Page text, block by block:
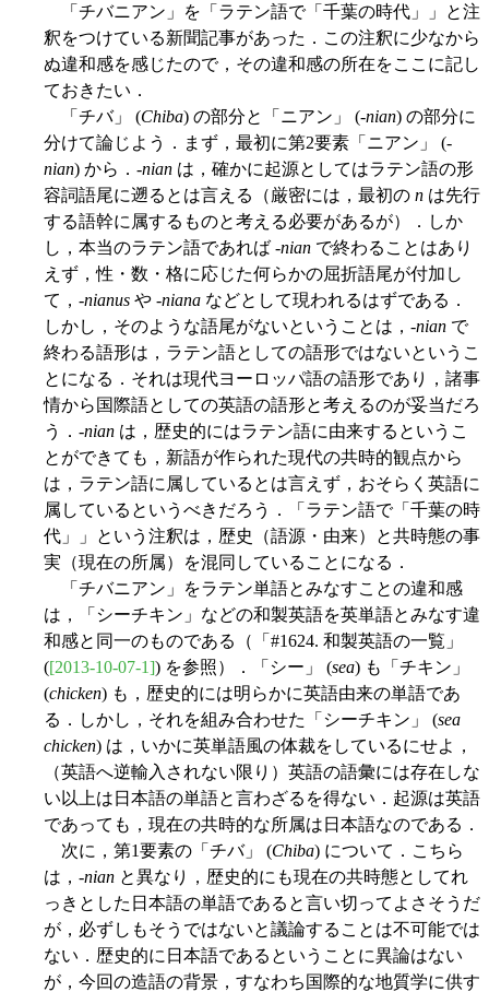
「チバニアン」を「ラテン語で「千葉の時代」」と注
釈をつけている新聞記事があった．この注釈に少なから
ぬ違和感を感じたので，その違和感の所在をここに記し
ておきたい．
「チバ」 (Chiba) の部分と「ニアン」 (-nian) の部分に
分けて論じよう．まず，最初に第2要素「ニアン」 (-
nian) から．-nian は，確かに起源としてはラテン語の形
容詞語尾に遡るとは言える（厳密には，最初の n は先行
する語幹に属するものと考える必要があるが）．しか
し，本当のラテン語であれば -nian で終わることはあり
えず，性・数・格に応じた何らかの屈折語尾が付加し
て，-nianus や -niana などとして現われるはずである．
しかし，そのような語尾がないということは，-nian で
終わる語形は，ラテン語としての語形ではないというこ
とになる．それは現代ヨーロッパ語の語形であり，諸事
情から国際語としての英語の語形と考えるのが妥当だろ
う．-nian は，歴史的にはラテン語に由来するというこ
とができても，新語が作られた現代の共時的観点から
は，ラテン語に属しているとは言えず，おそらく英語に
属しているというべきだろう．「ラテン語で「千葉の時
代」」という注釈は，歴史（語源・由来）と共時態の事
実（現在の所属）を混同していることになる．
「チバニアン」をラテン単語とみなすことの違和感
は，「シーチキン」などの和製英語を英単語とみなす違
和感と同一のものである（「#1624. 和製英語の一覧」
([2013-10-07-1]) を参照）．「シー」 (sea) も「チキン」
(chicken) も，歴史的には明らかに英語由来の単語であ
る．しかし，それを組み合わせた「シーチキン」 (sea
chicken) は，いかに英単語風の体裁をしているにせよ，
（英語へ逆輸入されない限り）英語の語彙には存在しな
い以上は日本語の単語と言わざるを得ない．起源は英語
であっても，現在の共時的な所属は日本語なのである．
次に，第1要素の「チバ」 (Chiba) について．こちら
は，-nian と異なり，歴史的にも現在の共時態としてれ
っきとした日本語の単語であると言い切ってよさそうだ
が，必ずしもそうではないと議論することは不可能では
ない．歴史的に日本語であるということに異論はない
が，今回の造語の背景，すなわち国際的な地質学に供す